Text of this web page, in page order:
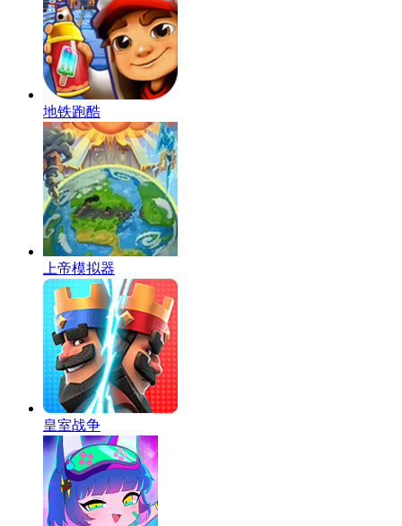
地铁跑酷
上帝模拟器
皇室战争